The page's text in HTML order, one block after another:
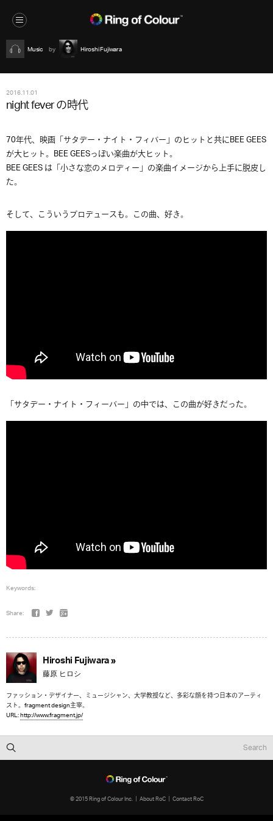
Music Hiroshi Fujiwara
2016.11.01
night fever の時代
70年代、映画「サタデー・ナイト・フィバー」のヒットと共にBEE GEES
が大ヒット。BEE GEESっぽい楽曲が大ヒット。
BEE GEES は「小さな恋のメロディー」の楽曲イメージから上手に脱皮し
た。
そして、こういうプロデュースも。この曲、好き。
「サタデー・ナイト・フィーバー」の中では、この曲が好きだった。
Keywords:
Share:
Hiroshi Fujiwara »
藤原 ヒロシ
ファッション・デザイナー、ミュージシャン、大学教授など、多彩な顔を持つ日本のアーティ
スト。fragment design主宰。
URL:http://www.fragment.jp/
© 2015 Ring of Colour Inc. About RoC Contact RoC